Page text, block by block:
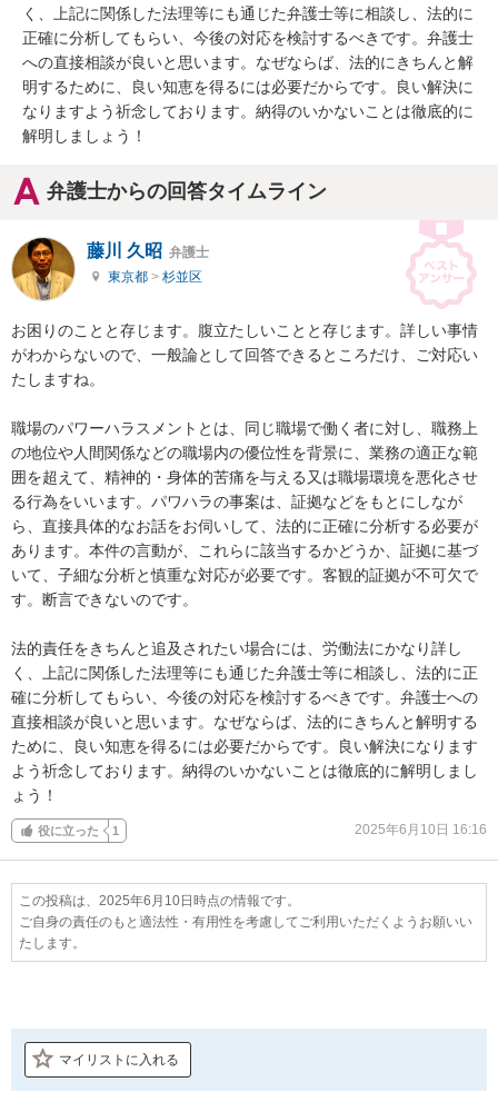
く、上記に関係した法理等にも通じた弁護士等に相談し、法的に
正確に分析してもらい、今後の対応を検討するべきです。弁護士
への直接相談が良いと思います。なぜならば、法的にきちんと解
明するために、良い知恵を得るには必要だからです。良い解決に
なりますよう祈念しております。納得のいかないことは徹底的に
解明しましょう！
弁護士からの回答タイムライン
藤川 久昭 弁護士
東京都 > 杉並区
お困りのことと存じます。腹立たしいことと存じます。詳しい事情
がわからないので、一般論として回答できるところだけ、ご対応い
たしますね。
職場のパワーハラスメントとは、同じ職場で働く者に対し、職務上
の地位や人間関係などの職場内の優位性を背景に、業務の適正な範
囲を超えて、精神的・身体的苦痛を与える又は職場環境を悪化させ
る行為をいいます。パワハラの事案は、証拠などをもとにしなが
ら、直接具体的なお話をお伺いして、法的に正確に分析する必要が
あります。本件の言動が、これらに該当するかどうか、証拠に基づ
いて、子細な分析と慎重な対応が必要です。客観的証拠が不可欠で
す。断言できないのです。
法的責任をきちんと追及されたい場合には、労働法にかなり詳し
く、上記に関係した法理等にも通じた弁護士等に相談し、法的に正
確に分析してもらい、今後の対応を検討するべきです。弁護士への
直接相談が良いと思います。なぜならば、法的にきちんと解明する
ために、良い知恵を得るには必要だからです。良い解決になります
よう祈念しております。納得のいかないことは徹底的に解明しまし
ょう！
役に立った 1 2025年6月10日 16:16
この投稿は、2025年6月10日時点の情報です。
ご自身の責任のもと適法性・有用性を考慮してご利用いただくようお願いい
たします。
マイリストに入れる